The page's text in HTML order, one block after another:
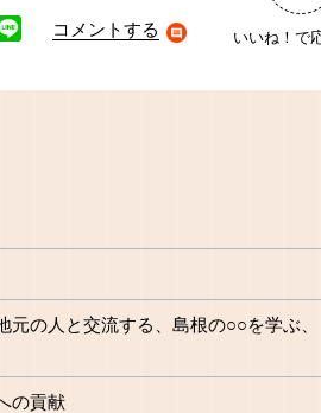
コメントする いいね！で
の人と交流する、島根の○○を学ぶ、
の貢献